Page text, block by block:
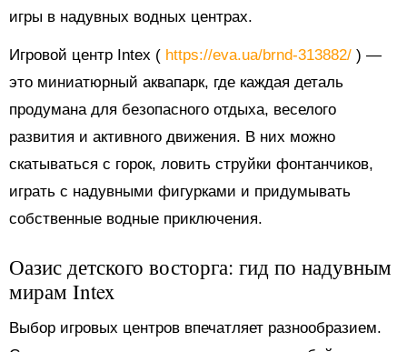
игры в надувных водных центрах.
Игровой центр Intex ( https://eva.ua/brnd-313882/ ) —
это миниатюрный аквапарк, где каждая деталь
продумана для безопасного отдыха, веселого
развития и активного движения. В них можно
скатываться с горок, ловить струйки фонтанчиков,
играть с надувными фигурками и придумывать
собственные водные приключения.
Оазис детского восторга: гид по надувным
мирам Intex
Выбор игровых центров впечатляет разнообразием.